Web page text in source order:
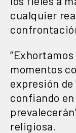
cualquier
momentos
expresión de
confiando en
religiosa.